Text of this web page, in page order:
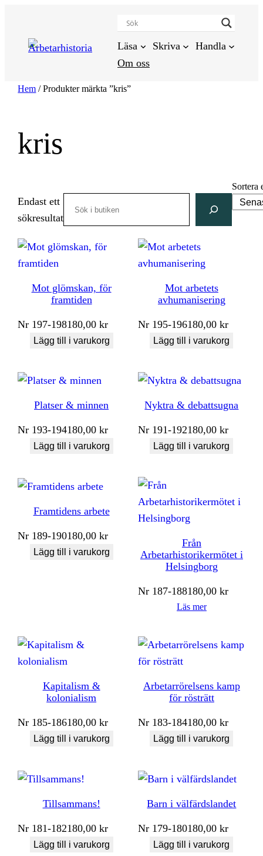
innehåll
Läsa Skriva
Handla
Om oss
Hem / Produkter märkta ”kris”
kris
Endast ett
sökresultat
Sortera
Mot glömskan, för
framtiden
Nr 197-198180,00kr
Lägg till i varukorg
Mot arbetets
avhumanisering
Nr 195-196180,00kr
Lägg till i varukorg
Platser & minnen
Nr 193-194180,00kr
Lägg till i varukorg
Nyktra & debattsugna
Nr 191-192180,00kr
Lägg till i varukorg
Framtidens arbete
Nr 189-190180,00kr
Lägg till i varukorg
Från
Arbetarhistorikermötet i
Helsingborg
Nr 187-188180,00kr
Läs mer
Kapitalism &
kolonialism
Nr 185-186180,00kr
Lägg till i varukorg
Arbetarrörelsens kamp
för rösträtt
Nr 183-184180,00kr
Lägg till i varukorg
Tillsammans!
Nr 181-182180,00kr
Lägg till i varukorg
Barn i välfärdslandet
Nr 179-180180,00kr
Lägg till i varukorg